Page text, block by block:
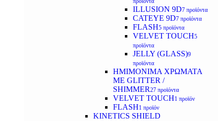
ILLUSION 9D7 προϊόντα
CATEYE 9D7 προϊόντα
FLASH5 προϊόντα
VELVET TOUCH5
προϊόντα
JELLY (GLASS)9
προϊόντα
ΗΜΙΜΟΝΙΜA ΧΡΩΜΑΤΑ
ΜΕ GLITTER /
SHIMMER27 προϊόντα
VELVET TOUCH1 προϊόν
FLASH1 προϊόν
KINETICS SHIELD